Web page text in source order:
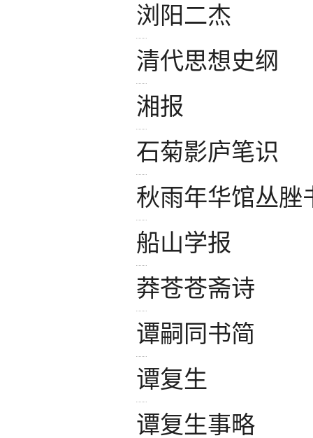
浏阳二杰
清代思想史纲
湘报
石菊影庐笔识
秋雨年华馆丛脞
船山学报
莽苍苍斋诗
谭嗣同书简
谭复生
谭复生事略